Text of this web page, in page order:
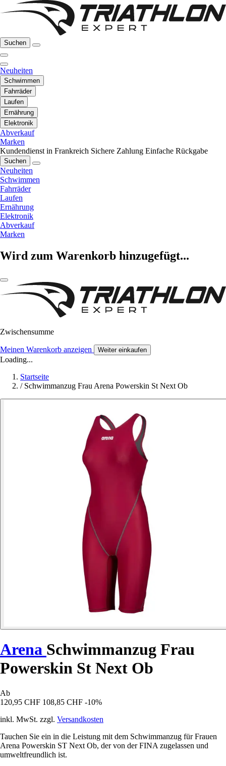
Suchen
Neuheiten
Schwimmen
Fahrräder
Laufen
Ernährung
Elektronik
Abverkauf
Marken
Kundendienst in Frankreich Sichere Zahlung Einfache Rückgabe
Suchen
Neuheiten
Schwimmen
Fahrräder
Laufen
Ernährung
Elektronik
Abverkauf
Marken
Wird zum Warenkorb hinzugefügt...
Zwischensumme
Meinen Warenkorb anzeigen Weiter einkaufen
Loading...
Startseite
/ Schwimmanzug Frau Arena Powerskin St Next Ob
Arena Schwimmanzug Frau
Powerskin St Next Ob
Ab
120,95 CHF 108,85 CHF -10%
inkl. MwSt. zzgl. Versandkosten
Tauchen Sie ein in die Leistung mit dem Schwimmanzug für Frauen
Arena Powerskin ST Next Ob, der von der FINA zugelassen und
umweltfreundlich ist.